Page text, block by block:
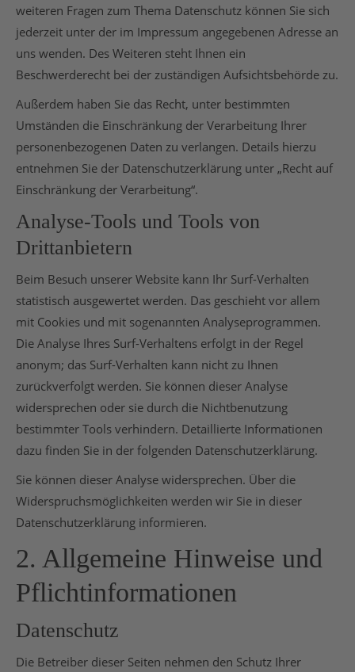
weiteren Fragen zum Thema Datenschutz können Sie sich
jederzeit unter der im Impressum angegebenen Adresse an
uns wenden. Des Weiteren steht Ihnen ein
Beschwerderecht bei der zuständigen Aufsichtsbehörde zu.
Außerdem haben Sie das Recht, unter bestimmten
Umständen die Einschränkung der Verarbeitung Ihrer
personenbezogenen Daten zu verlangen. Details hierzu
entnehmen Sie der Datenschutzerklärung unter „Recht auf
Einschränkung der Verarbeitung“.
Analyse-Tools und Tools von
Drittanbietern
Beim Besuch unserer Website kann Ihr Surf-Verhalten
statistisch ausgewertet werden. Das geschieht vor allem
mit Cookies und mit sogenannten Analyseprogrammen.
Die Analyse Ihres Surf-Verhaltens erfolgt in der Regel
anonym; das Surf-Verhalten kann nicht zu Ihnen
zurückverfolgt werden. Sie können dieser Analyse
widersprechen oder sie durch die Nichtbenutzung
bestimmter Tools verhindern. Detaillierte Informationen
dazu finden Sie in der folgenden Datenschutzerklärung.
Sie können dieser Analyse widersprechen. Über die
Widerspruchsmöglichkeiten werden wir Sie in dieser
Datenschutzerklärung informieren.
2. Allgemeine Hinweise und
Pflichtinformationen
Datenschutz
Die Betreiber dieser Seiten nehmen den Schutz Ihrer